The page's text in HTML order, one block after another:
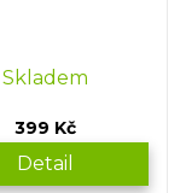
Skladem
399 Kč
Detail